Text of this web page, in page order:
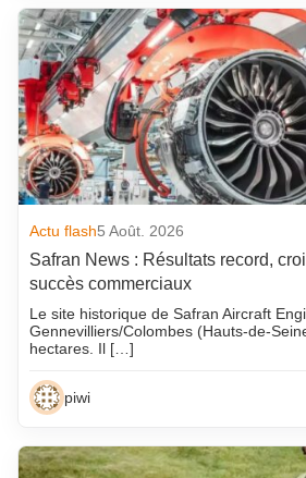
Actu flash5 Août. 2026
Safran News : Résultats record,
succès commerciaux
Le site historique de Safran Aircraft
Gennevilliers/Colombes (Hauts-de-
hectares. Il […]
piwi